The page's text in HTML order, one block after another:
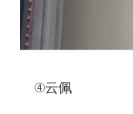
④云佩